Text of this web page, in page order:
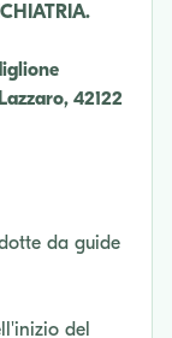
42122
da guide
del